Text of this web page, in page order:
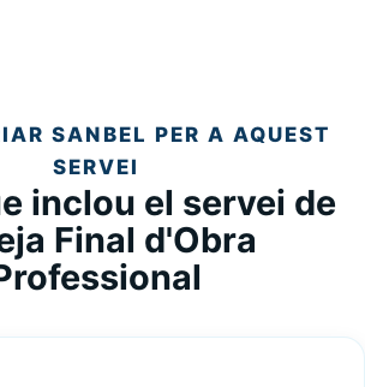
SANBEL PER A AQUEST
SERVEI
inclou el servei de
Final d'Obra